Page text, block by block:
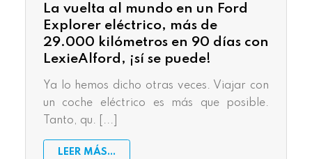
La vuelta al mundo en un Ford
Explorer eléctrico, más de
29.000 kilómetros en 90 días con
LexieAlford, ¡sí se puede!
Ya lo hemos dicho otras veces. Viajar con
un coche eléctrico es más que posible.
Tanto, qu. [...]
LEER MÁS...